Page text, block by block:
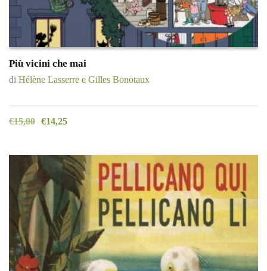
Più vicini che mai
di Hélène Lasserre e Gilles Bonotaux
€15,00 €14,25